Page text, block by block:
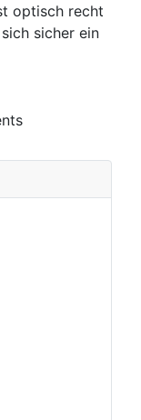
optisch recht
sicher ein